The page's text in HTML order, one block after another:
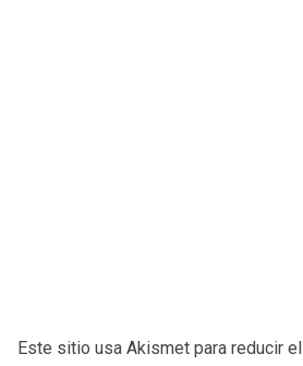
Este sitio usa Akismet para reducir